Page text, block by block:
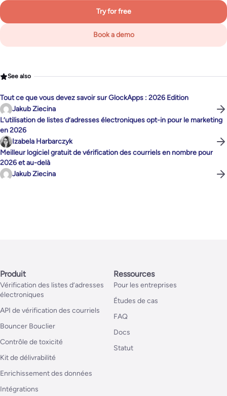
Try for free
Book a demo
See also
Tout ce que vous devez savoir sur GlockApps : 2026 Edition
Jakub Ziecina
L’utilisation de listes d’adresses électroniques opt-in pour le marketing
en 2026
Izabela Harbarczyk
Meilleur logiciel gratuit de vérification des courriels en nombre pour
2026 et au-delà
Jakub Ziecina
Produit
Vérification des listes d’adresses
électroniques
API de vérification des courriels
Bouncer Bouclier
Contrôle de toxicité
Kit de délivrabilité
Enrichissement des données
Intégrations
Ressources
Pour les entreprises
Études de cas
FAQ
Docs
Statut